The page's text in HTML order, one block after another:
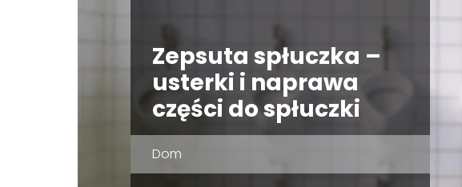
Zepsuta spłuczka –
usterki i naprawa
części do spłuczki
Dom